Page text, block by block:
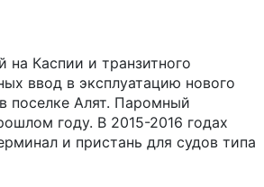
Каспии и транзитного
ввод в эксплуатацию нового
поселке Алят. Паромный
году. В 2015-2016 годах
и пристань для судов типа